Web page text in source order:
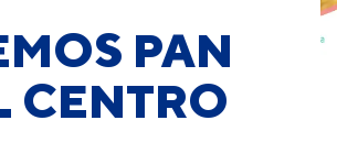
PAN
CENTRO